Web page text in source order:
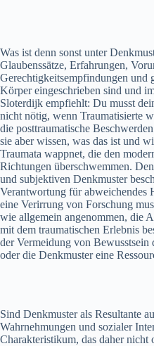
Was ist denn sonst unter
Glaubenssätze, Erfahrungen,
Gerechtigkeitsempfindungen und
Körper eingeschrieben sind und
Sloterdijk empfiehlt: Du musst
nicht nötig, wenn Traumatisierte
die posttraumatische
sie aber wissen, was das ist und
Traumata wappnet, die den
Richtungen überschwemmen.
und subjektiven Denkmuster
Verantwortung für abweichendes
eine Verirrung von Forschung
wie allgemein angenommen, die
mit dem traumatischen Erlebnis
der Vermeidung von
oder die Denkmuster eine
Sind Denkmuster als Resultante
Wahrnehmungen und sozialer
Charakteristikum, das daher nicht